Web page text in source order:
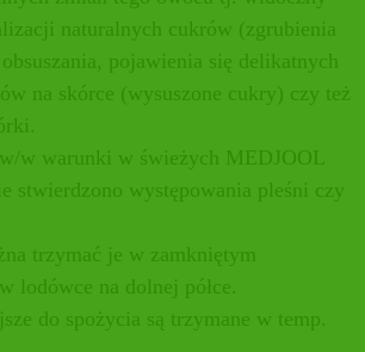
naturalnych cukrów (zgrubienia
pojawienia się delikatnych
na skórce (wysuszone cukry) czy też
w warunki w świeżych MEDJOOL
stwierdzono występowania pleśni czy
trzymać je w zamkniętym
lodówce na dolnej półce.
do spożycia są trzymane w temp.